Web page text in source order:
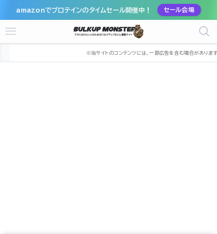
amazonでプロテインのタイムセール開催中！ セール会場
兵庫県 西宮市